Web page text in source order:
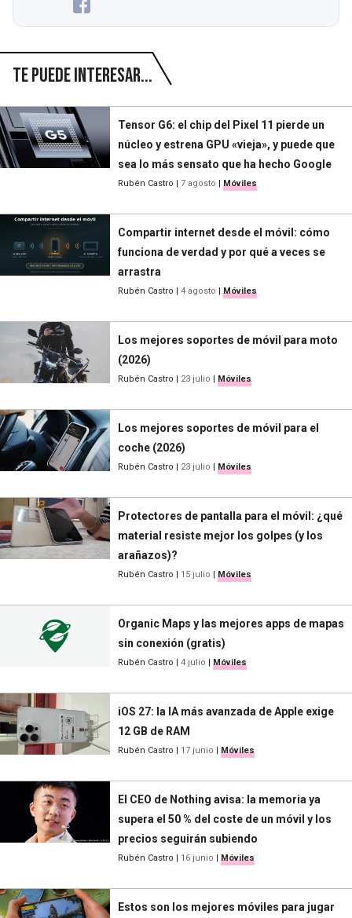
Te puede interesar...
Tensor G6: el chip del Pixel 11 pierde un
núcleo y estrena GPU «vieja», y puede que
sea lo más sensato que ha hecho Google
Rubén Castro | 7 agosto | Móviles
Compartir internet desde el móvil: cómo
funciona de verdad y por qué a veces se
arrastra
Rubén Castro | 4 agosto | Móviles
Los mejores soportes de móvil para moto
(2026)
Rubén Castro | 23 julio | Móviles
Los mejores soportes de móvil para el
coche (2026)
Rubén Castro | 23 julio | Móviles
Protectores de pantalla para el móvil: ¿qué
material resiste mejor los golpes (y los
arañazos)?
Rubén Castro | 15 julio | Móviles
Organic Maps y las mejores apps de mapas
sin conexión (gratis)
Rubén Castro | 4 julio | Móviles
iOS 27: la IA más avanzada de Apple exige
12 GB de RAM
Rubén Castro | 17 junio | Móviles
El CEO de Nothing avisa: la memoria ya
supera el 50 % del coste de un móvil y los
precios seguirán subiendo
Rubén Castro | 16 junio | Móviles
Estos son los mejores móviles para jugar